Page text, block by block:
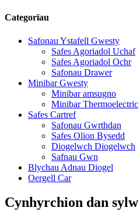
Categorïau
Safonau Ystafell Gwesty
Safes Agoriadol Uchaf
Safes Agoriadol Ochr
Safonau Drawer
Minibar Gwesty
Minibar amsugno
Minibar Thermoelectric
Safes Cartref
Safonau Gwrthdan
Safes Olion Bysedd
Diogelwch Diogelwch
Safnau Gwn
Blychau Adnau Diogel
Oergell Car
Cynhyrchion dan sylw